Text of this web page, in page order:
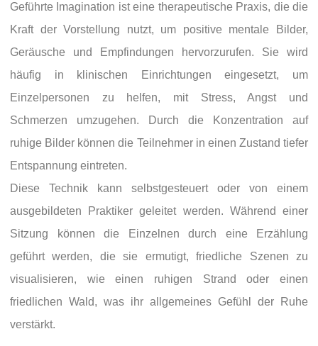
Geführte Imagination ist eine therapeutische Praxis, die die
Kraft der Vorstellung nutzt, um positive mentale Bilder,
Geräusche und Empfindungen hervorzurufen. Sie wird
häufig in klinischen Einrichtungen eingesetzt, um
Einzelpersonen zu helfen, mit Stress, Angst und
Schmerzen umzugehen. Durch die Konzentration auf
ruhige Bilder können die Teilnehmer in einen Zustand tiefer
Entspannung eintreten.
Diese Technik kann selbstgesteuert oder von einem
ausgebildeten Praktiker geleitet werden. Während einer
Sitzung können die Einzelnen durch eine Erzählung
geführt werden, die sie ermutigt, friedliche Szenen zu
visualisieren, wie einen ruhigen Strand oder einen
friedlichen Wald, was ihr allgemeines Gefühl der Ruhe
verstärkt.